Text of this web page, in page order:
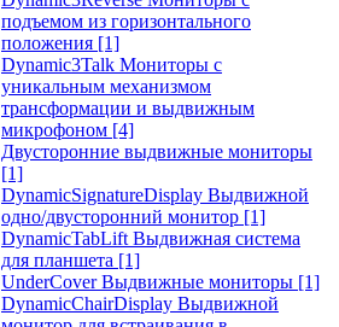
подъемом из горизонтального
положения [1]
Dynamic3Talk Мониторы с
уникальным механизмом
трансформации и выдвижным
микрофоном [4]
Двусторонние выдвижные мониторы
[1]
DynamicSignatureDisplay Выдвижной
одно/двусторонний монитор [1]
DynamicTabLift Выдвижная система
для планшета [1]
UnderCover Выдвижные мониторы [1]
DynamicChairDisplay Выдвижной